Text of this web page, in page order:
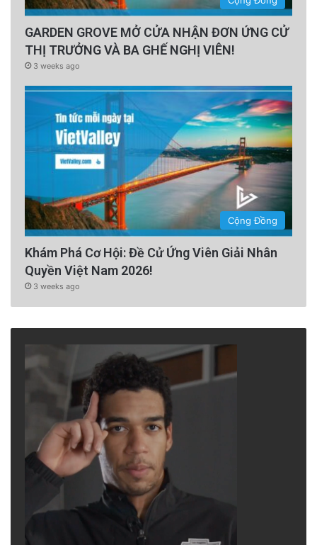
GARDEN GROVE MỞ CỬA NHẬN ĐƠN ỨNG CỬ
THỊ TRƯỞNG VÀ BA GHẾ NGHỊ VIÊN!
3 weeks ago
Cộng Đồng
Khám Phá Cơ Hội: Đề Cử Ứng Viên Giải Nhân
Quyền Việt Nam 2026!
3 weeks ago